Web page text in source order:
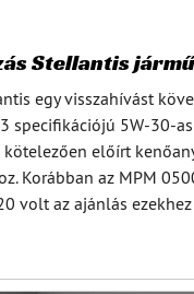
Stellantis
egy visszahívást
specifikációjú 5W-30-
előírt
Korábban az MPM
volt az ajánlás